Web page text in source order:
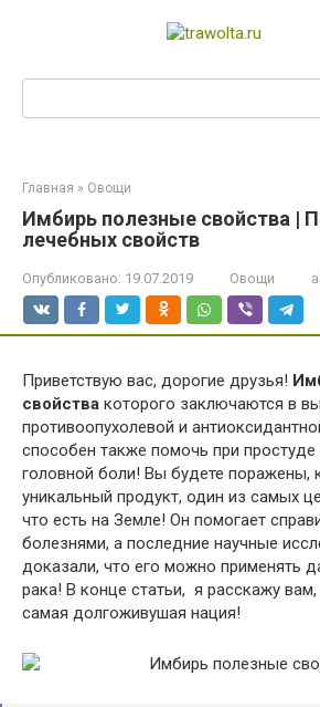
Главная » Овощи
Имбирь полезные свойства |
лечебных свойств
Опубликовано: 19.07.2019 Овощи
Приветствую вас, дорогие друзья!
свойства которого заключаются в
противоопухолевой и
способен также помочь при
головной боли! Вы будете поражены,
уникальный продукт, один из самых
что есть на Земле! Он помогает
болезнями, а последние научные
доказали, что его можно применять
рака! В конце статьи, я расскажу
самая долгоживушая нация!